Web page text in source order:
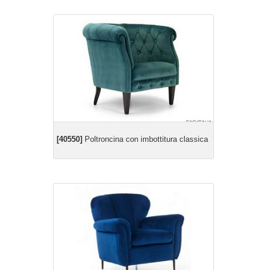
[40550] Poltroncina con imbottitura classica